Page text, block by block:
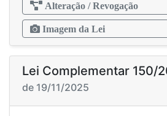
Alteração / Revogação
Imagem da Lei
Lei Complementar 150/
de 19/11/2025